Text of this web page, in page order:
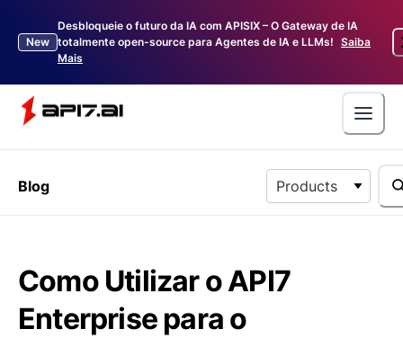
New
Desbloqueie o futuro da IA com APISIX – O Gateway de IA
totalmente open-source para Agentes de IA e LLMs! Saiba
Mais
Blog Products
Como Utilizar o API7
Enterprise para o